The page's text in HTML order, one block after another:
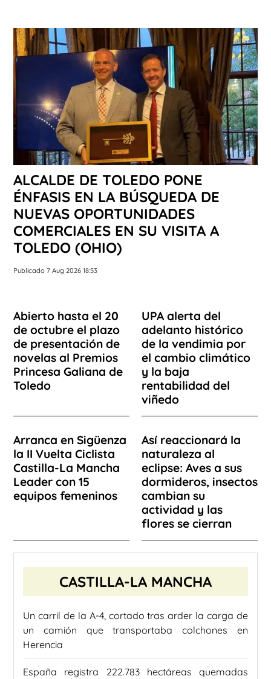
ALCALDE DE TOLEDO PONE
ÉNFASIS EN LA BÚSQUEDA DE
NUEVAS OPORTUNIDADES
COMERCIALES EN SU VISITA A
TOLEDO (OHIO)
Publicado 7 Aug 2026 18:53
Abierto hasta el 20
de octubre el plazo
de presentación de
novelas al Premios
Princesa Galiana de
Toledo
UPA alerta del
adelanto histórico
de la vendimia por
el cambio climático
y la baja
rentabilidad del
viñedo
Arranca en Sigüenza
la II Vuelta Ciclista
Castilla-La Mancha
Leader con 15
equipos femeninos
Así reaccionará la
naturaleza al
eclipse: Aves a sus
dormideros, insectos
cambian su
actividad y las
flores se cierran
CASTILLA-LA MANCHA
Un carril de la A-4, cortado tras arder la carga de
un camión que transportaba colchones en
Herencia
España registra 222.783 hectáreas quemadas